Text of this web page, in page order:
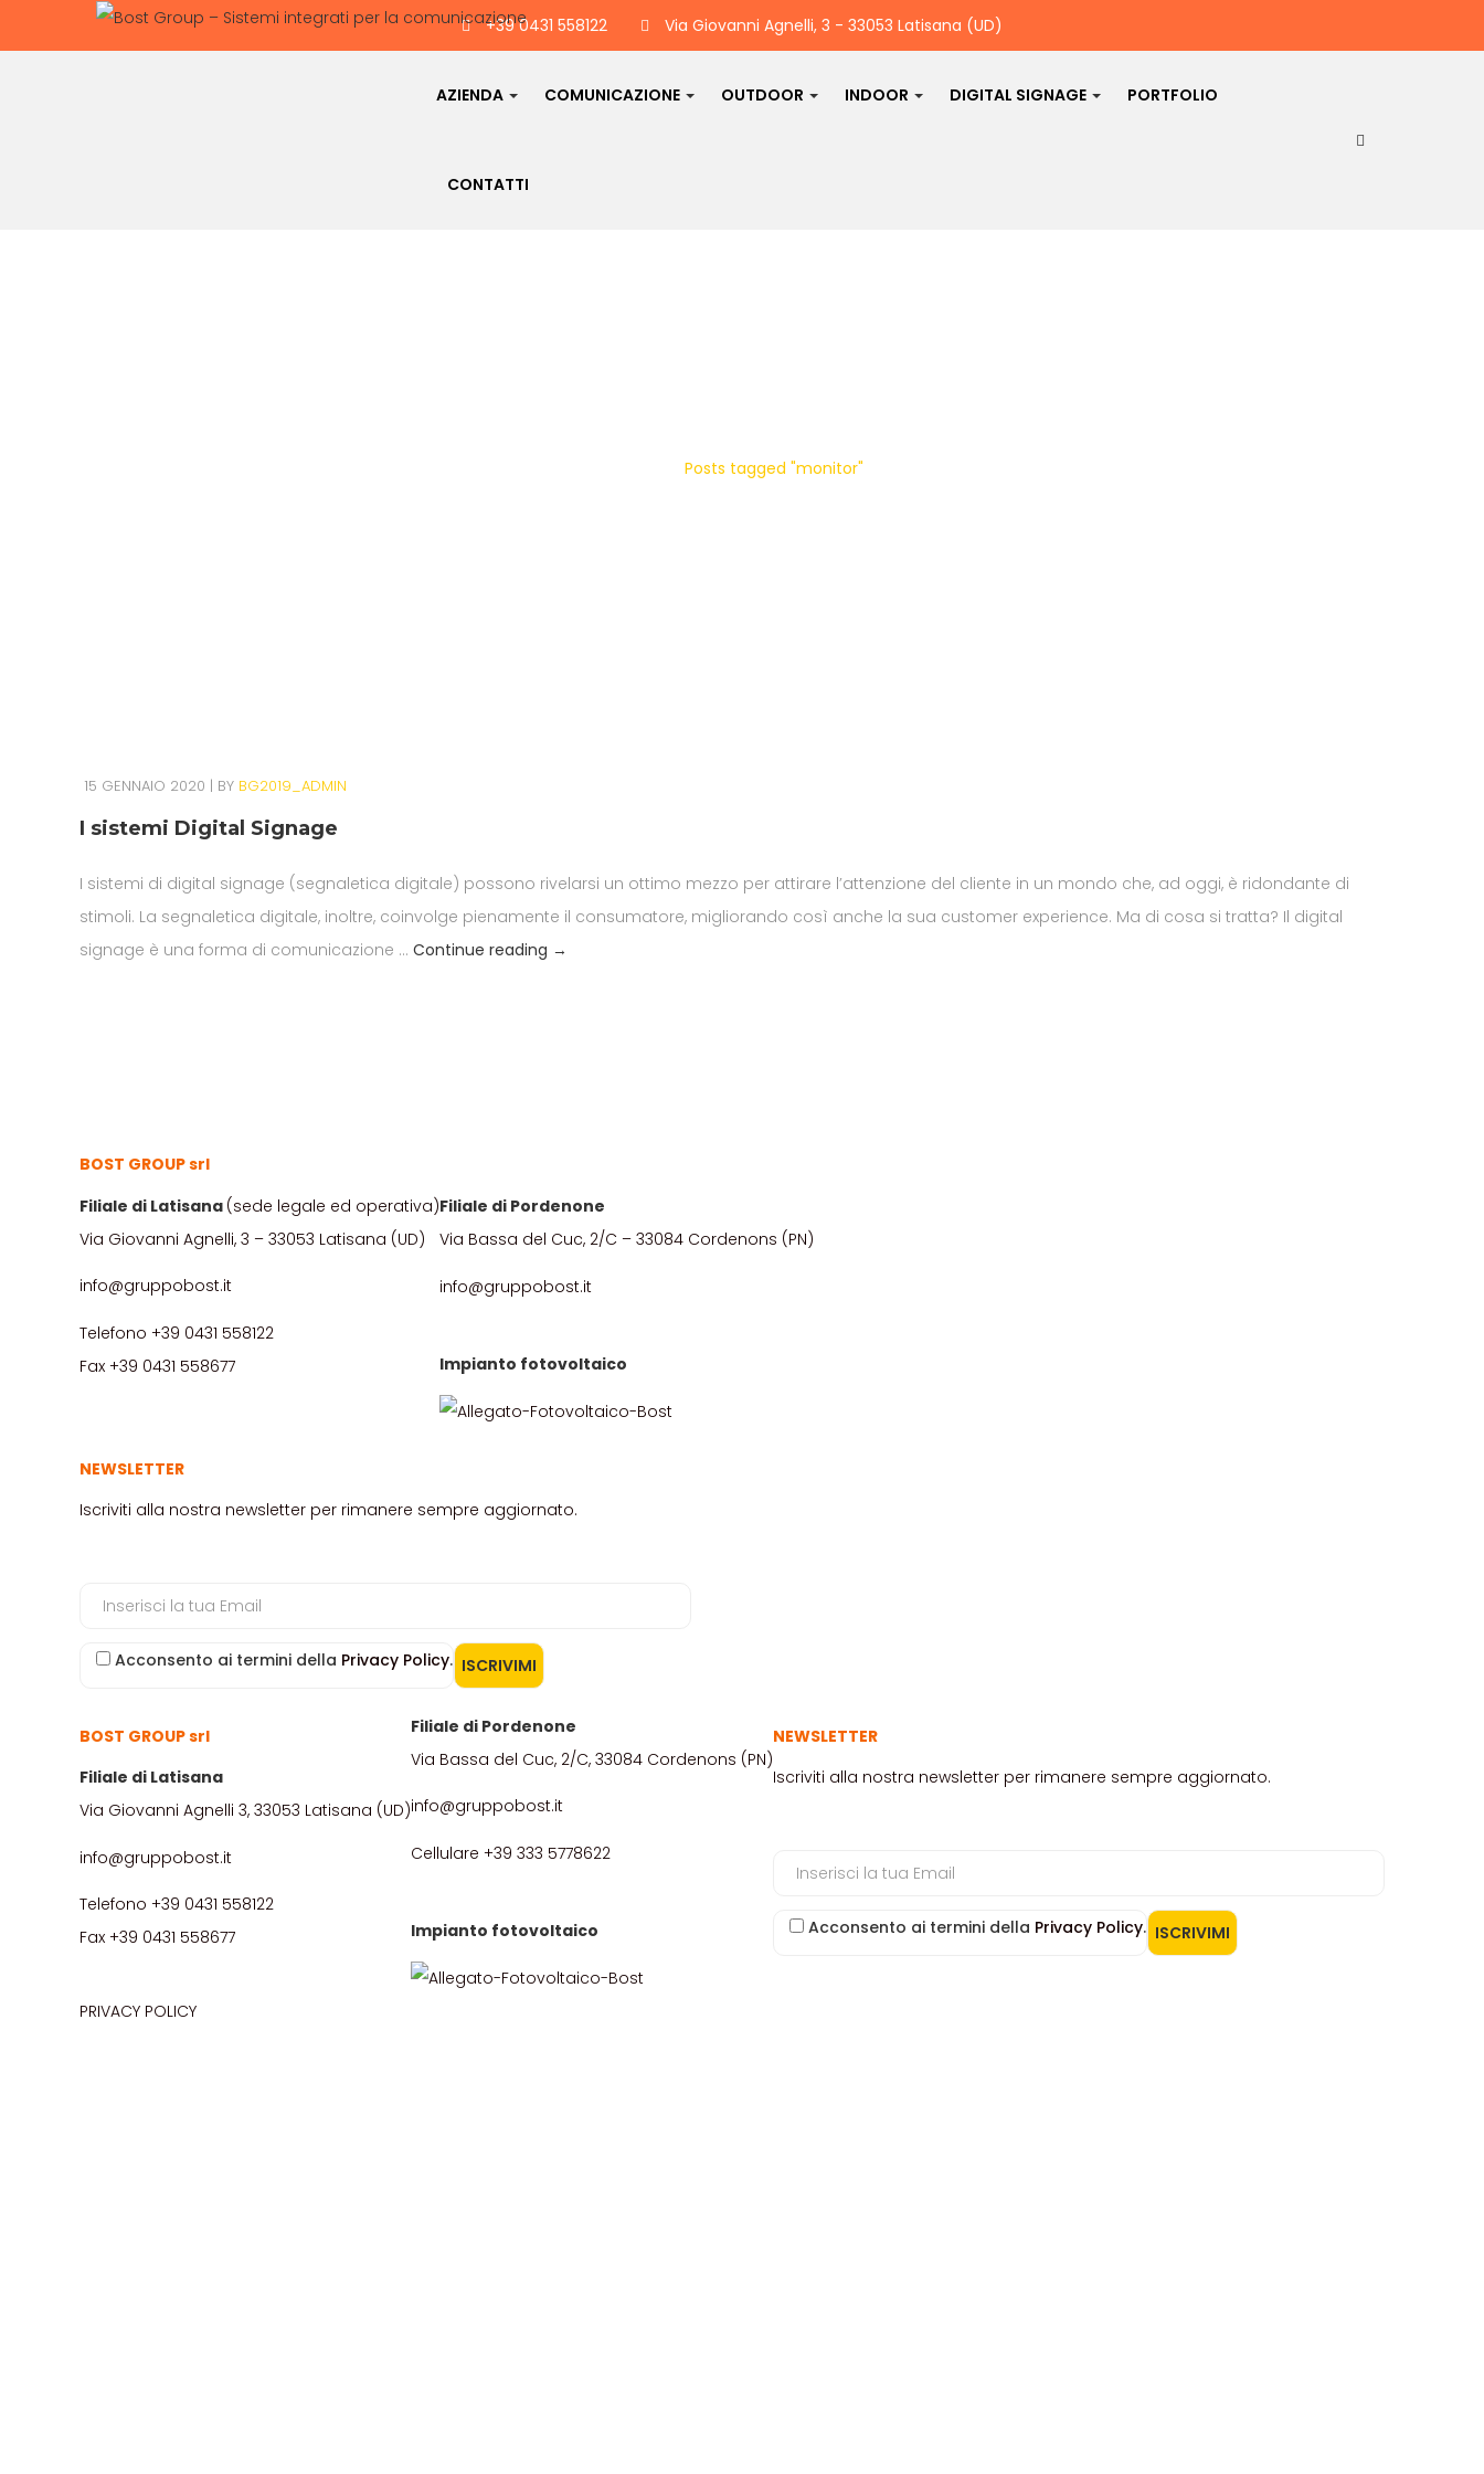
+39 0431 558122 Via Giovanni Agnelli, 3 - 33053 Latisana (UD)
AZIENDA COMUNICAZIONE OUTDOOR INDOOR DIGITAL SIGNAGE PORTFOLIO
CONTATTI
Posts tagged "monitor"
15 GENNAIO 2020 BY BG2019_ADMIN
I sistemi Digital Signage
I sistemi di digital signage (segnaletica digitale) possono rivelarsi un ottimo mezzo per attirare l’attenzione del cliente in un mondo che, ad oggi, è ridondante di
stimoli. La segnaletica digitale, inoltre, coinvolge pienamente il consumatore, migliorando così anche la sua customer experience. Ma di cosa si tratta? Il digital
signage è una forma di comunicazione … Continue reading I sistemi Digital Signage
→
BOST GROUP srl
Filiale di Latisana (sede legale ed operativa)
Via Giovanni Agnelli, 3 – 33053 Latisana (UD)
info@gruppobost.it
Telefono +39 0431 558122
Fax +39 0431 558677
Filiale di Pordenone
Via Bassa del Cuc, 2/C – 33084 Cordenons (PN)
info@gruppobost.it
Impianto fotovoltaico
NEWSLETTER
Iscriviti alla nostra newsletter per rimanere sempre aggiornato.
Acconsento ai termini della Privacy Policy.
BOST GROUP srl
Filiale di Latisana
Via Giovanni Agnelli 3, 33053 Latisana (UD)
info@gruppobost.it
Telefono +39 0431 558122
Fax +39 0431 558677
Filiale di Pordenone
Via Bassa del Cuc, 2/C, 33084 Cordenons (PN)
info@gruppobost.it
Cellulare +39 333 5778622
Impianto fotovoltaico
NEWSLETTER
Iscriviti alla nostra newsletter per rimanere sempre aggiornato.
Acconsento ai termini della Privacy Policy.
PRIVACY POLICY